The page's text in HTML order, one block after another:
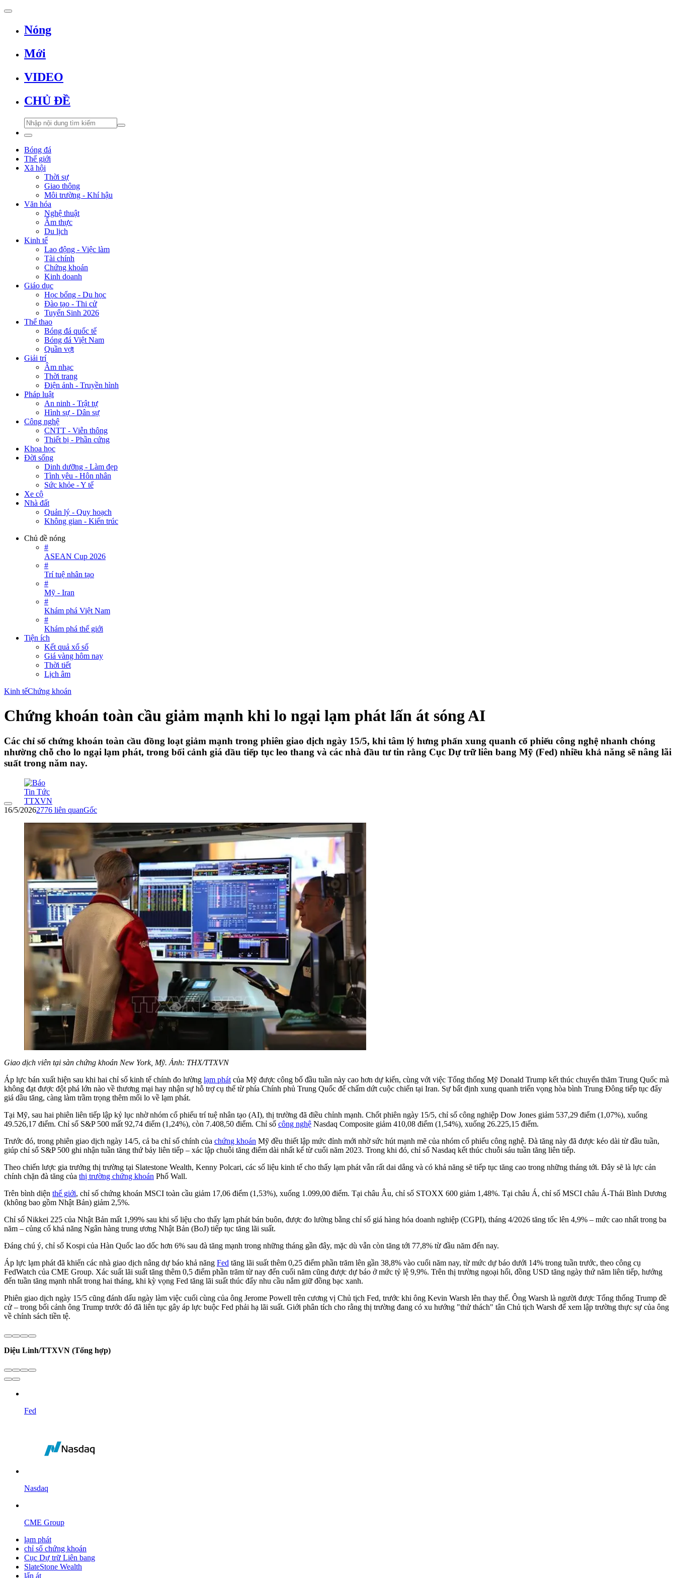
Nóng
Mới
VIDEO
CHỦ ĐỀ
Bóng đá
Thế giới
Xã hội
Thời sự
Giao thông
Môi trường - Khí hậu
Văn hóa
Nghệ thuật
Ẩm thực
Du lịch
Kinh tế
Lao động - Việc làm
Tài chính
Chứng khoán
Kinh doanh
Giáo dục
Học bổng - Du học
Đào tạo - Thi cử
Tuyển Sinh 2026
Thể thao
Bóng đá quốc tế
Bóng đá Việt Nam
Quần vợt
Giải trí
Âm nhạc
Thời trang
Điện ảnh - Truyền hình
Pháp luật
An ninh - Trật tự
Hình sự - Dân sự
Công nghệ
CNTT - Viễn thông
Thiết bị - Phần cứng
Khoa học
Đời sống
Dinh dưỡng - Làm đẹp
Tình yêu - Hôn nhân
Sức khỏe - Y tế
Xe cộ
Nhà đất
Quản lý - Quy hoạch
Không gian - Kiến trúc
Chủ đề nóng
#
ASEAN Cup 2026
#
Trí tuệ nhân tạo
#
Mỹ - Iran
#
Khám phá Việt Nam
#
Khám phá thế giới
Tiện ích
Kết quả xổ số
Giá vàng hôm nay
Thời tiết
Lịch âm
Kinh tếChứng khoán
Chứng khoán toàn cầu giảm mạnh khi lo ngại lạm phát lấn át sóng AI
Các chỉ số chứng khoán toàn cầu đồng loạt giảm mạnh trong phiên giao dịch ngày 15/5, khi tâm lý hưng phấn xung quanh cổ phiếu công nghệ nhanh chóng
nhường chỗ cho lo ngại lạm phát, trong bối cảnh giá dầu tiếp tục leo thang và các nhà đầu tư tin rằng Cục Dự trữ liên bang Mỹ (Fed) nhiều khả năng sẽ nâng lãi
suất trong năm nay.
16/5/20262776 liên quanGốc
Giao dịch viên tại sàn chứng khoán New York, Mỹ. Ảnh: THX/TTXVN
Áp lực bán xuất hiện sau khi hai chỉ số kinh tế chính đo lường lạm phát của Mỹ được công bố đầu tuần này cao hơn dự kiến, cùng với việc Tổng thống Mỹ Donald Trump kết thúc chuyến thăm Trung Quốc mà
không đạt được đột phá lớn nào về thương mại hay nhận sự hỗ trợ cụ thể từ phía Chính phủ Trung Quốc để chấm dứt cuộc chiến tại Iran. Sự bất định xung quanh triển vọng hòa bình Trung Đông tiếp tục đẩy
giá dầu tăng, càng làm trầm trọng thêm mối lo về lạm phát.
Tại Mỹ, sau hai phiên liên tiếp lập kỷ lục nhờ nhóm cổ phiếu trí tuệ nhân tạo (AI), thị trường đã điều chỉnh mạnh. Chốt phiên ngày 15/5, chỉ số công nghiệp Dow Jones giảm 537,29 điểm (1,07%), xuống
49.526,17 điểm. Chỉ số S&P 500 mất 92,74 điểm (1,24%), còn 7.408,50 điểm. Chỉ số công nghệ Nasdaq Composite giảm 410,08 điểm (1,54%), xuống 26.225,15 điểm.
Trước đó, trong phiên giao dịch ngày 14/5, cả ba chỉ số chính của chứng khoán Mỹ đều thiết lập mức đỉnh mới nhờ sức hút mạnh mẽ của nhóm cổ phiếu công nghệ. Đà tăng này đã được kéo dài từ đầu tuần,
giúp chỉ số S&P 500 ghi nhận tuần tăng thứ bảy liên tiếp – xác lập chuỗi tăng điểm dài nhất kể từ cuối năm 2023. Trong khi đó, chỉ số Nasdaq kết thúc chuỗi sáu tuần tăng liên tiếp.
Theo chiến lược gia trưởng thị trường tại Slatestone Wealth, Kenny Polcari, các số liệu kinh tế cho thấy lạm phát vẫn rất dai dẳng và có khả năng sẽ tiếp tục tăng cao trong những tháng tới. Đây sẽ là lực cản
chính chặn đà tăng của thị trường chứng khoán Phố Wall.
Trên bình diện thế giới, chỉ số chứng khoán MSCI toàn cầu giảm 17,06 điểm (1,53%), xuống 1.099,00 điểm. Tại châu Âu, chỉ số STOXX 600 giảm 1,48%. Tại châu Á, chỉ số MSCI châu Á-Thái Bình Dương
(không bao gồm Nhật Bản) giảm 2,5%.
Chỉ số Nikkei 225 của Nhật Bản mất 1,99% sau khi số liệu cho thấy lạm phát bán buôn, được đo lường bằng chỉ số giá hàng hóa doanh nghiệp (CGPI), tháng 4/2026 tăng tốc lên 4,9% – mức cao nhất trong ba
năm – củng cố khả năng Ngân hàng trung ương Nhật Bản (BoJ) tiếp tục tăng lãi suất.
Đáng chú ý, chỉ số Kospi của Hàn Quốc lao dốc hơn 6% sau đà tăng mạnh trong những tháng gần đây, mặc dù vẫn còn tăng tới 77,8% từ đầu năm đến nay.
Áp lực lạm phát đã khiến các nhà giao dịch nâng dự báo khả năng Fed tăng lãi suất thêm 0,25 điểm phần trăm lên gần 38,8% vào cuối năm nay, từ mức dự báo dưới 14% trong tuần trước, theo công cụ
FedWatch của CME Group. Xác suất lãi suất tăng thêm 0,5 điểm phần trăm từ nay đến cuối năm cũng được dự báo ở mức tỷ lệ 9,9%. Trên thị trường ngoại hối, đồng USD tăng ngày thứ năm liên tiếp, hướng
đến tuần tăng mạnh nhất trong hai tháng, khi kỳ vọng Fed tăng lãi suất thúc đẩy nhu cầu nắm giữ đồng bạc xanh.
Phiên giao dịch ngày 15/5 cũng đánh dấu ngày làm việc cuối cùng của ông Jerome Powell trên cương vị Chủ tịch Fed, trước khi ông Kevin Warsh lên thay thế. Ông Warsh là người được Tổng thống Trump đề
cử – trong bối cảnh ông Trump trước đó đã liên tục gây áp lực buộc Fed phải hạ lãi suất. Giới phân tích cho rằng thị trường đang có xu hướng "thử thách" tân Chủ tịch Warsh để xem lập trường thực sự của ông
về chính sách tiền tệ.
Diệu Linh/TTXVN (Tổng hợp)
Fed
Nasdaq
CME Group
lạm phát
chỉ số chứng khoán
Cục Dự trữ Liên bang
SlateStone Wealth
lấn át